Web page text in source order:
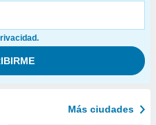
Más ciudades